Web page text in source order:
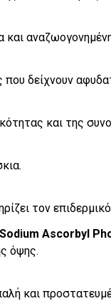
δείχνουν
και της
τον
Ascorbyl
όψης.
και